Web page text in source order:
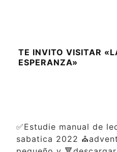
TE INVITO VISITAR
ESPERANZA»
✅Estudie manual de
sabatica 2022